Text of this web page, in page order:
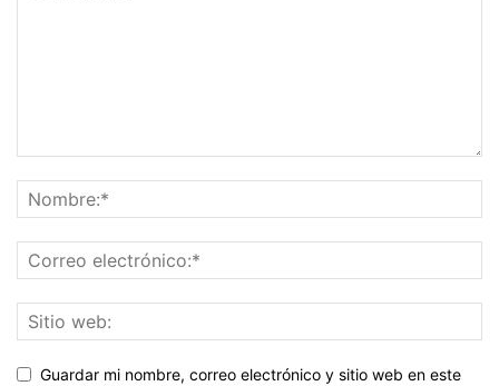
Guardar mi nombre, correo electrónico y sitio web en este